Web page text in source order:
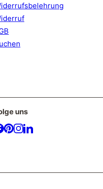
uns
Facebook
Pinterest
Instagram
LinkedIn